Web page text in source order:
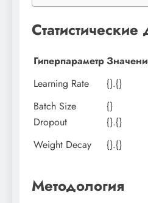
Гиперпараметр
Learning Rate
{}.{}
Batch Size
{}
Dropout
{}.{}
Weight Decay
{}.{}
Методология